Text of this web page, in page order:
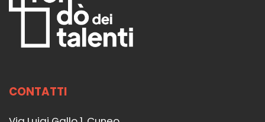
CONTATTI